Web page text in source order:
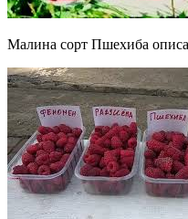
Малина сорт Пшехиба